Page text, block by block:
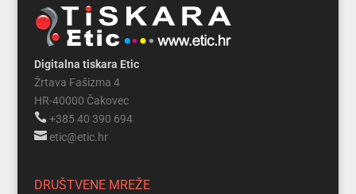
Digitalna tiskara Etic
Žrtava Fašizma 4
HR-40000 Čakovec
+385 40 390 694
etic@etic.hr
DRUŠTVENE MREŽE